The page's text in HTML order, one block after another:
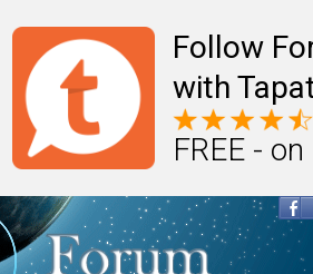
Follow
with
FREE -